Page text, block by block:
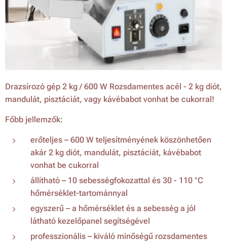
Drazsírozó gép 2 kg / 600 W Rozsdamentes acél - 2 kg diót,
mandulát, pisztáciát, vagy kávébabot vonhat be cukorral!
Főbb jellemzők:
erőteljes – 600 W teljesítményének köszönhetően
akár 2 kg diót, mandulát, pisztáciát, kávébabot
vonhat be cukorral
állítható – 10 sebességfokozattal és 30 - 110 °C
hőmérséklet-tartománnyal
egyszerű – a hőmérséklet és a sebesség a jól
látható kezelőpanel segítségével
professzionális – kiváló minőségű rozsdamentes